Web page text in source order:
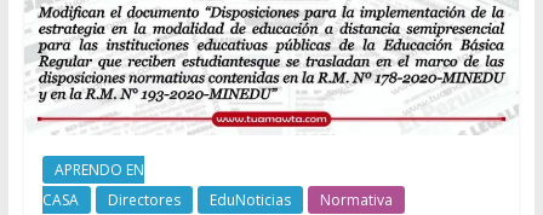
APRENDO EN
CASA
Directores EduNoticias Normativa